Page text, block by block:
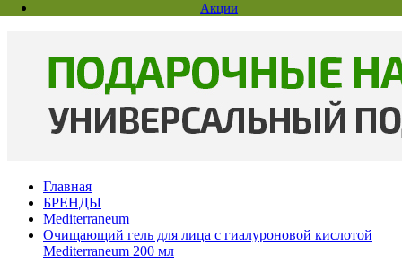
Акции
Главная
БРЕНДЫ
Mediterraneum
Очищающий гель для лица с гиалуроновой кислотой
Mediterraneum 200 мл